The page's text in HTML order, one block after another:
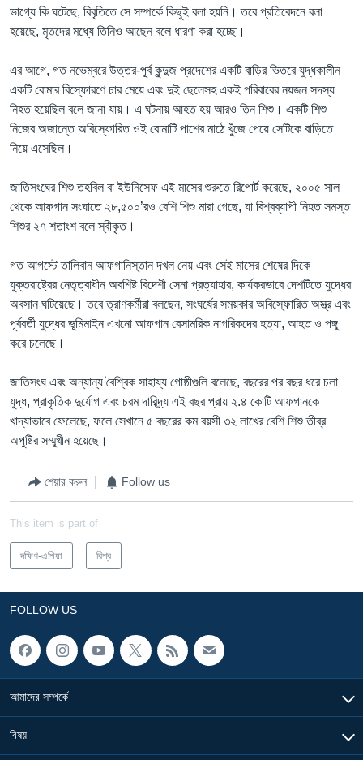
ভাগ্যে কি ঘটেছে, বিবৃতিতে সে সম্পর্কে কিছুই বলা হয়নি। তবে প্রতিবেদনে বলা
হয়েছে, মৃতদের মধ্যে তিনিও আছেন বলে ধারণা করা হচ্ছে।
এর আগে, গত নভেম্বরে উত্তর-পূর্ব কুন্দুজ প্রদেশের একটি বাড়ির ভিতরে যুদ্ধকালীন
একটি বোমার বিস্ফোরণে চার মেয়ে এবং দুই ছেলেসহ একই পরিবারের নয়জন সদস্য
নিহত হয়েছিল বলে জানা যায়। এ ঘটনায় আহত হয় আরও তিন শিশু। একটি শিশু
নিজের অজান্তে অবিস্ফোরিত ওই বোমাটি পাশের মাঠে খুঁজে পেয়ে সেটিকে বাড়িতে
নিয়ে এসেছিল।
জাতিসংঘের শিশু তহবিল বা ইউনিসেফ এই মাসের শুরুতে রিপোর্ট করেছে, ২০০৫ সাল
থেকে আফগান সংঘাতে ২৮,৫০০’রও বেশি শিশু মারা গেছে, যা বিশ্বব্যাপী নিহত সমস্ত
শিশুর ২৭ শতাংশ বলে স্বীকৃত।
গত আগস্টে তালিবান আফগানিস্তান দখল নেয় এবং সেই মাসের শেষের দিকে
যুক্তরাষ্ট্রের নেতৃত্বাধীন অবশিষ্ট বিদেশী সেনা প্রত্যাহার, কার্যকরভাবে দেশটিতে যুদ্ধের
অবসান ঘটিয়েছে। তবে ত্রাণকর্মীরা বলছেন, সংঘর্ষের সময়কার অবিস্ফোরিত অস্ত্র এবং
পূর্ববর্তী যুদ্ধের ভূমিমাইন এখনো আফগান বেসামরিক নাগরিকদের হত্যা, আহত ও পঙ্গু
করে চলেছে।
জাতিসংঘ এবং অন্যান্য বৈশ্বিক সাহায্য গোষ্ঠীগুলি বলেছে, বছরের পর বছর ধরে চলা
যুদ্ধ, প্রাকৃতিক দুর্যোগ এবং চরম দারিদ্র্য এই বছর প্রায় ২.৪ কোটি আফগানকে
খাদ্যাভাবে ফেলেছে, ফলে সেখানে ৫ বছরের কম বয়সী ৩২ লাখের বেশি শিশু তীব্র
অপুষ্টির সম্মুখীন হয়েছে।
শেয়ার করুন Follow us
This item is part of
দক্ষিণ-এশিয়া বিশ্ব
FOLLOW US
আমাদের সম্পর্কে
বিষয়